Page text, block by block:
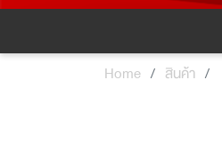
Home สินค้า